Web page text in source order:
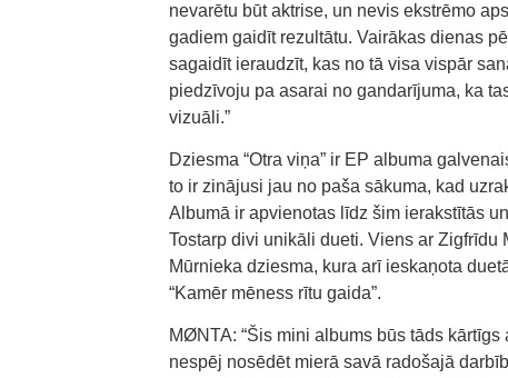
nevarētu būt aktrise, un nevis ekstrēmo
gadiem gaidīt rezultātu. Vairākas dienas
sagaidīt ieraudzīt, kas no tā visa vispār
piedzīvoju pa asarai no gandarījuma, ka
vizuāli.”
Dziesma “Otra viņa” ir EP albuma
to ir zinājusi jau no paša sākuma, kad
Albumā ir apvienotas līdz šim ierakstītās
Tostarp divi unikāli dueti. Viens ar Zigfrīdu
Mūrnieka dziesma, kura arī ieskaņota
“Kamēr mēness rītu gaida”.
MØNTA: “Šis mini albums būs tāds
nespēj nosēdēt mierā savā radošajā